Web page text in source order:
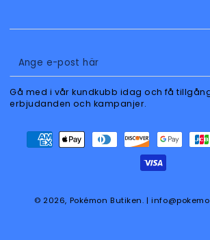
Ange
e-
post
Gå med i vår kundkubb idag och få
erbjudanden och kampanjer.
© 2026, Pokémon Butiken. |
Betalningsmetoder